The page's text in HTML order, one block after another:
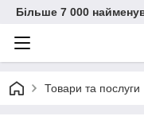
Більше 7 000
Товари та послуги